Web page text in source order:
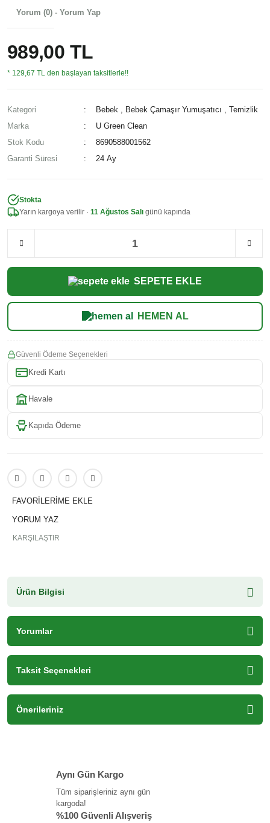
Yorum (0) - Yorum Yap
989,00 TL
* 129,67 TL den başlayan taksitlerle!!
Kategori Bebek , Bebek Çamaşır Yumuşatıcı ,Temizlik
Marka
U Green Clean
Stok Kodu
8690588001562
Garanti Süresi
24 Ay
Stokta
Yarın kargoya verilir · 11 Ağustos Salı günü kapında
SEPETE EKLE
HEMEN AL
Güvenli Ödeme Seçenekleri
Kredi Kartı
Havale
Kapıda Ödeme
YORUM YAZ
KARŞILAŞTIR
Ürün Bilgisi
Yorumlar
Taksit Seçenekleri
Önerileriniz
Aynı Gün Kargo
Tüm siparişleriniz aynı gün
kargoda!
%100 Güvenli Alışveriş